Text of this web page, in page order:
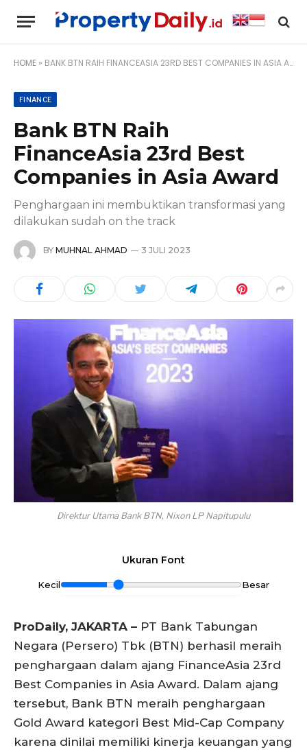
HOME » BANK BTN RAIH FINANCEASIA 23RD BEST COMPANIES IN ASIA AWARD
FINANCE
Bank BTN Raih
FinanceAsia 23rd Best
Companies in Asia Award
Penghargaan ini membuktikan transformasi yang
dilakukan sudah on the track
BY MUHNAL AHMAD 3 JULI 2023
Direktur Utama Bank BTN, Nixon LP Napitupulu
Ukuran Font
Kecil Besar
ProDaily, JAKARTA – PT Bank Tabungan
Negara (Persero) Tbk (BTN) berhasil meraih
penghargaan dalam ajang FinanceAsia 23rd
Best Companies in Asia Award. Dalam ajang
tersebut, Bank BTN meraih penghargaan
Gold Award kategori Best Mid-Cap Company
karena dinilai memiliki kinerja keuangan yang